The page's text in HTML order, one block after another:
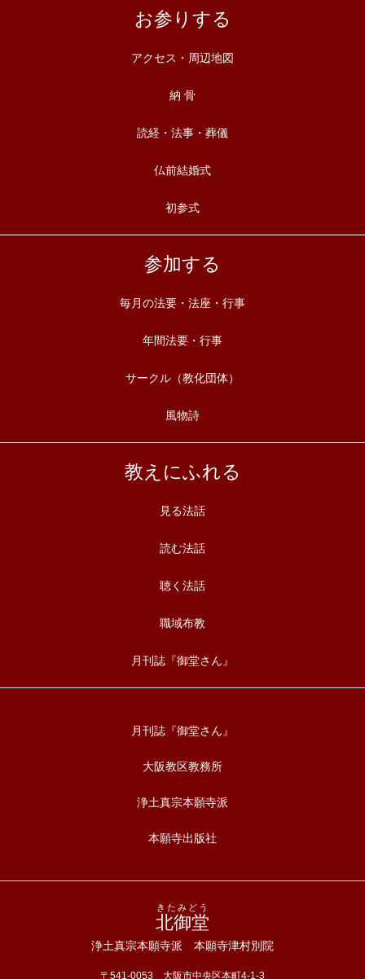
お参りする
アクセス・周辺地図
納 骨
読経・法事・葬儀
仏前結婚式
初参式
参加する
毎月の法要・法座・行事
年間法要・行事
サークル（教化団体）
風物詩
教えにふれる
見る法話
読む法話
聴く法話
職域布教
月刊誌『御堂さん』
月刊誌『御堂さん』
大阪教区教務所
浄土真宗本願寺派
本願寺出版社
北御堂
きたみどう
浄土真宗本願寺派 本願寺津村別院
〒541-0053 大阪市中央区本町4-1-3